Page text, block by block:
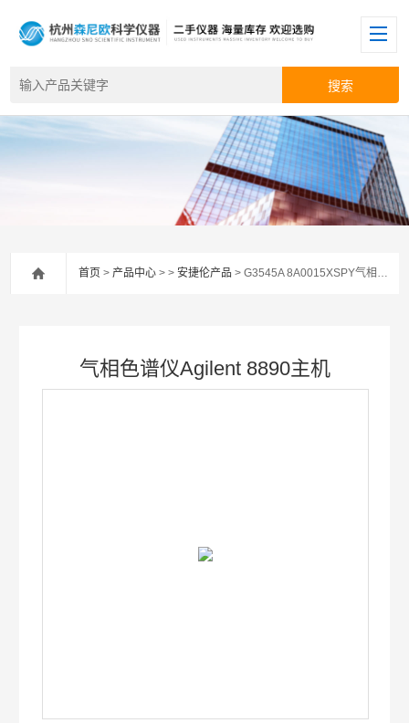
首页 >产品中心 > >安捷伦产品 > G3545A 8A0015XSPY气相色谱仪Agilent 8890主机
气相色谱仪Agilent 8890主机